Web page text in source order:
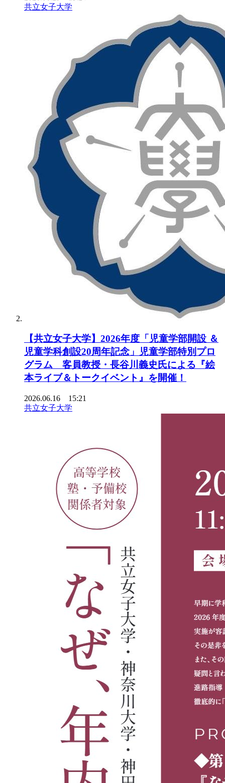
共立女子大学
【共立女子大学】2026年度「児童学部開設 ＆
児童学科創設20周年記念」児童学部特別プロ
グラム 客員教授・長谷川義史氏による『絵
本ライブ＆トークイベント』を開催！
2026.06.16 15:21
共立女子大学